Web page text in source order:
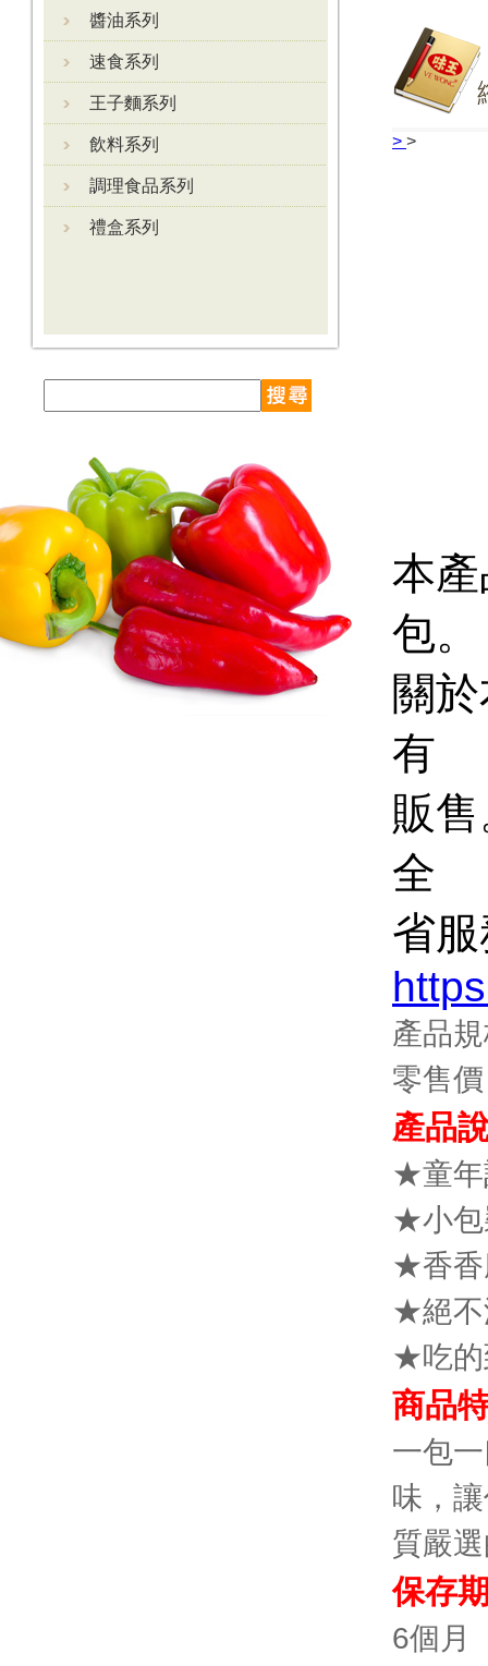
醬油系列
速食系列
王子麵系列
飲料系列
調理食品系列
禮盒系列
> >
本
包。
關
有
販
全
省
產品
零售
產品
★童年
★小包
★香香
★絕不
★吃的
商品
一包
味，
質嚴
保存
6個月